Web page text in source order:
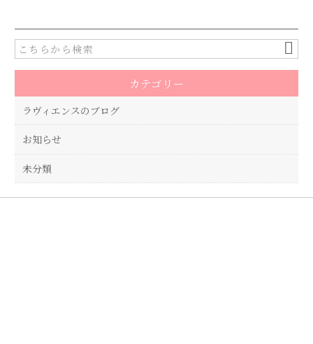
e
b
o
o
k
te
r
カテゴリー
ラヴィエンスのブログ
お知らせ
未分類